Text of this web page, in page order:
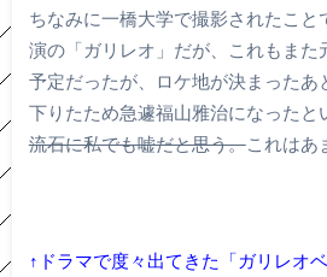
ちなみに一橋大学で撮影されたこと
演の「ガリレオ」だが、これもまた
予定だったが、ロケ地が決まったあ
下りたため急遽福山雅治になったと
流石に私でも嘘だと思う。これはあ
↑ドラマで度々出てきた「ガリレオ